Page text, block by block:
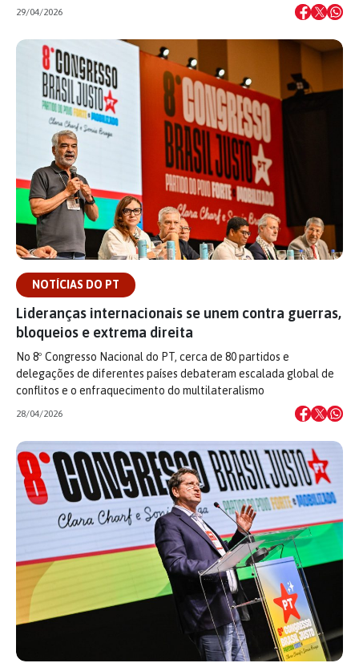
29/04/2026
NOTÍCIAS DO PT
Lideranças internacionais se unem contra guerras,
bloqueios e extrema direita
No 8º Congresso Nacional do PT, cerca de 80 partidos e
delegações de diferentes países debateram escalada global de
conflitos e o enfraquecimento do multilateralismo
28/04/2026